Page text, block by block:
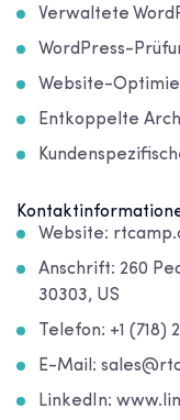
Verwaltete
WordPress-
Website-
Entkoppelte
Website:
Anschrift: 260
30303, US
Telefon: +1 (718)
E-Mail:
LinkedIn: